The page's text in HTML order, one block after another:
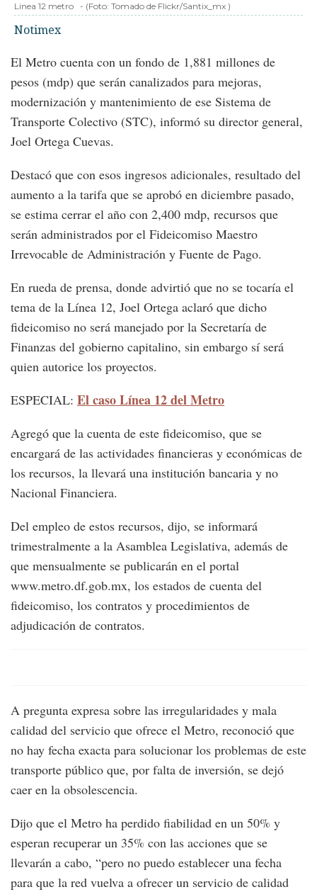
Linea 12 metro - (Foto: Tomado de Flickr/Santix_mx )
Notimex
El Metro cuenta con un fondo de 1,881 millones de
pesos (mdp) que serán canalizados para mejoras,
modernización y mantenimiento de ese Sistema de
Transporte Colectivo (STC), informó su director general,
Joel Ortega Cuevas.
Destacó que con esos ingresos adicionales, resultado del
aumento a la tarifa que se aprobó en diciembre pasado,
se estima cerrar el año con 2,400 mdp, recursos que
serán administrados por el Fideicomiso Maestro
Irrevocable de Administración y Fuente de Pago.
En rueda de prensa, donde advirtió que no se tocaría el
tema de la Línea 12, Joel Ortega aclaró que dicho
fideicomiso no será manejado por la Secretaría de
Finanzas del gobierno capitalino, sin embargo sí será
quien autorice los proyectos.
ESPECIAL: El caso Línea 12 del Metro
Agregó que la cuenta de este fideicomiso, que se
encargará de las actividades financieras y económicas de
los recursos, la llevará una institución bancaria y no
Nacional Financiera.
Del empleo de estos recursos, dijo, se informará
trimestralmente a la Asamblea Legislativa, además de
que mensualmente se publicarán en el portal
www.metro.df.gob.mx, los estados de cuenta del
fideicomiso, los contratos y procedimientos de
adjudicación de contratos.
A pregunta expresa sobre las irregularidades y mala
calidad del servicio que ofrece el Metro, reconoció que
no hay fecha exacta para solucionar los problemas de este
transporte público que, por falta de inversión, se dejó
caer en la obsolescencia.
Dijo que el Metro ha perdido fiabilidad en un 50% y
esperan recuperar un 35% con las acciones que se
llevarán a cabo, “pero no puedo establecer una fecha
para que la red vuelva a ofrecer un servicio de calidad